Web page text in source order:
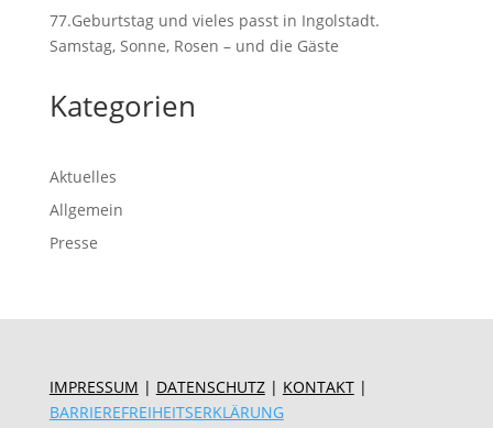
77.Geburtstag und vieles passt in Ingolstadt.
Samstag, Sonne, Rosen – und die Gäste
Kategorien
Aktuelles
Allgemein
Presse
IMPRESSUM | DATENSCHUTZ| KONTAKT |
BARRIEREFREIHEITSERKLÄRUNG